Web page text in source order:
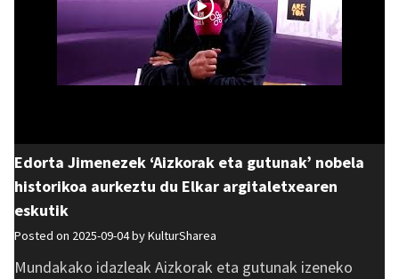
Edorta Jimenezek ‘Aizkorak eta gutunak’ nobela
historikoa aurkeztu du Elkar argitaletxearen
eskutik
Posted on 2025-09-04 byKulturSharea
Mundakako idazleak Aizkorak eta gutunak izeneko